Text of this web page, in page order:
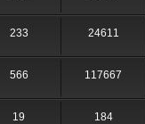
233 24611
566 117667
19 184